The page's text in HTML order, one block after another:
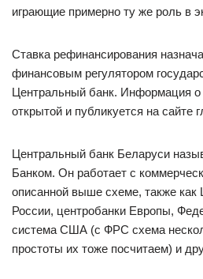
играющие примерно ту же роль в
Ставка рефинансирования
финансовым регулятором
Центральный банк. Информация о
открытой и публикуется на сайте
Центральный банк Беларуси
Банком. Он работает с
описанной выше схеме, также как
России, центробанки Европы,
система США (с ФРС схема
простоты их тоже посчитаем) и